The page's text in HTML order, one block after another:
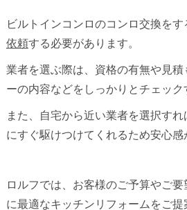
ビルトインコンロのコンロ交換をす
依頼する必要があります。
業者を選ぶ際は、資格の有無や見
ーの内容などをしっかりとチェック
また、自宅から近い業者を選択す
にすぐ駆けつけてくれるため安心感
ロルフでは、お客様のご予算やご
に最適なキッチンリフォームをご